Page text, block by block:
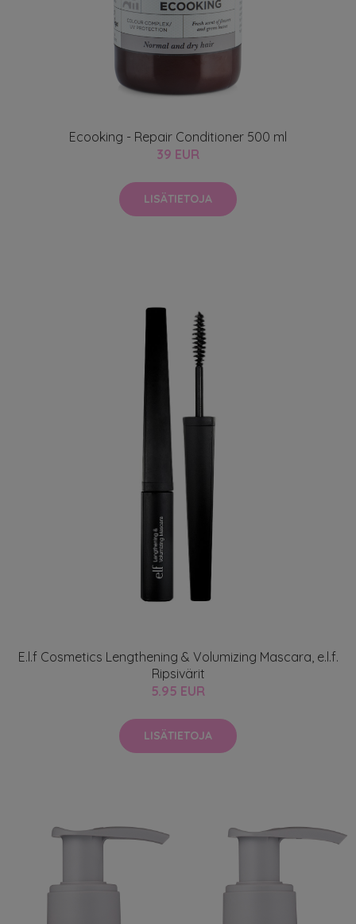
Ecooking - Repair Conditioner 500 ml
39 EUR
LISÄTIETOJA
E.l.f Cosmetics Lengthening & Volumizing Mascara, e.l.f.
Ripsivärit
5.95 EUR
LISÄTIETOJA